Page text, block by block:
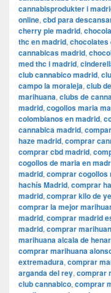
cannabisprodukter i
online, cbd para
cherry pie madrid,
thc en madrid, chocolates
cannabicas madrid,
med thc i madrid,
club cannabico madrid,
campo la moraleja, club
marihuana, clubs de
madrid, cogollos maria
colombianos en madrid,
cannabica madrid,
haze madrid, comprar
comprar cbd madrid,
cogollos de maria en
madrid, comprar cogollos
hachís Madrid, comprar
madrid, comprar kilo de
comprar la mejor
madrid, comprar madrid
madrid, comprar
marihuana alcala de
comprar marihuana
extremadura, comprar
arganda del rey, comprar
club cannabico, comprar